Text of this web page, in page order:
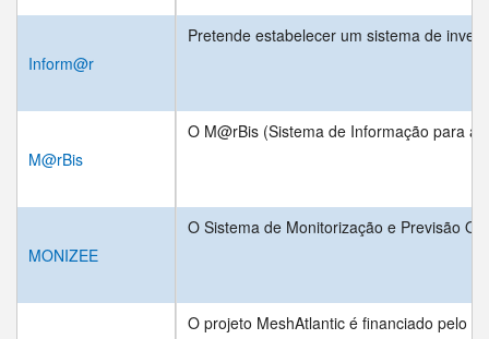
Pretende estabelecer um sistema de
O M@rBis (Sistema de Informação para a
O Sistema de Monitorização e Previsão
O projeto MeshAtlantic é financiado pelo
Inform@r
M@rBis
MONIZEE